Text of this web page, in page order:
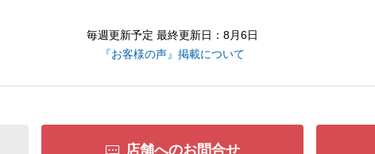
毎週更新予定 最終更新日：8月6日
『お客様の声』掲載について
店舗へのお問合せ